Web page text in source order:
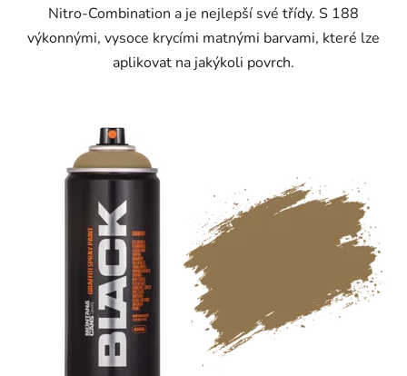
Nitro-Combination a je nejlepší své třídy. S 188
výkonnými, vysoce krycími matnými barvami, které lze
aplikovat na jakýkoli povrch.